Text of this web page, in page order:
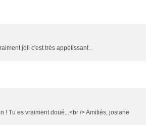
joli c'est très appétissant .
! Tu es vraiment doué...<br /> Amitiés, josiane